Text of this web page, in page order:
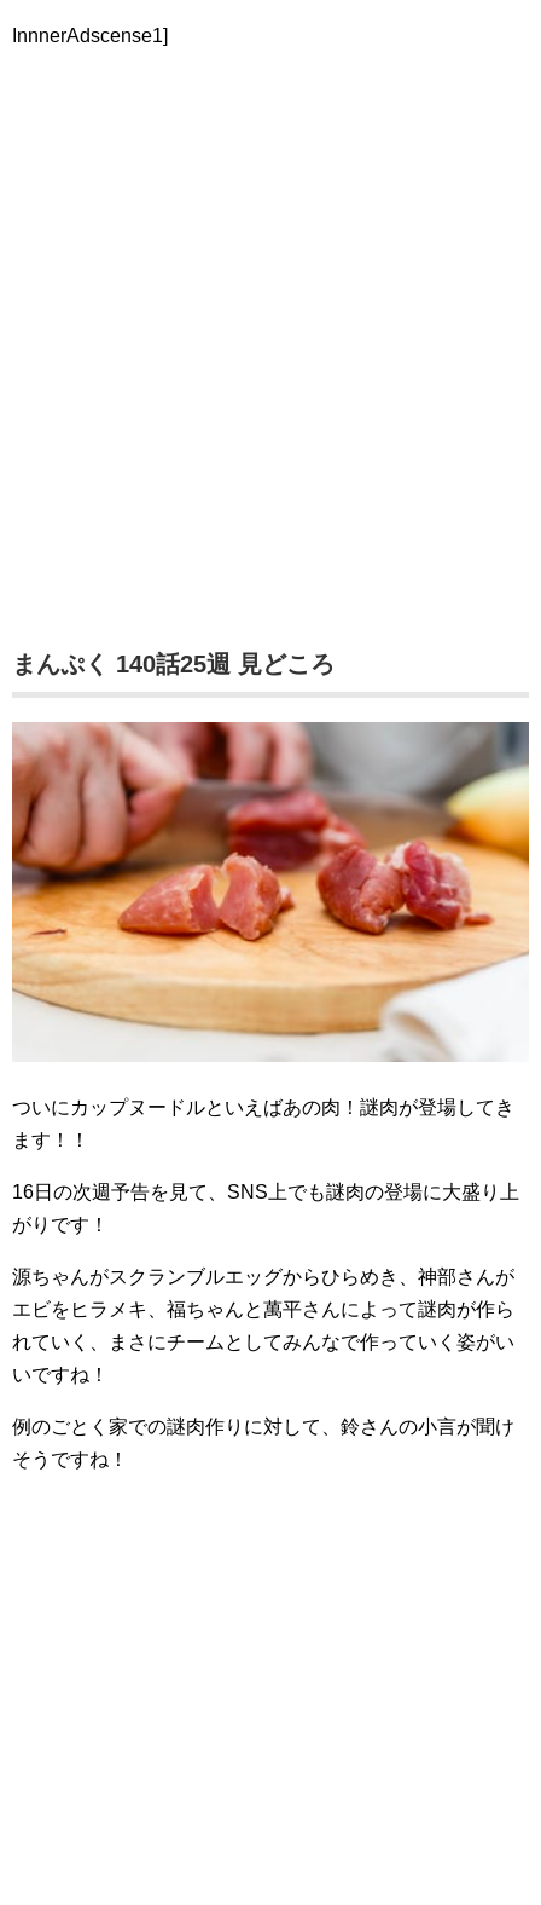
InnnerAdscense1]
まんぷく 140話25週 見どころ
ついにカップヌードルといえばあの肉！謎肉が登場してき
ます！！
16日の次週予告を見て、SNS上でも謎肉の登場に大盛り上
がりです！
源ちゃんがスクランブルエッグからひらめき、神部さんが
エビをヒラメキ、福ちゃんと萬平さんによって謎肉が作ら
れていく、まさにチームとしてみんなで作っていく姿がい
いですね！
例のごとく家での謎肉作りに対して、鈴さんの小言が聞け
そうですね！